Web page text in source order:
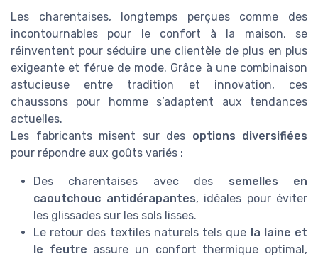
Les charentaises, longtemps perçues comme des
incontournables pour le confort à la maison, se
réinventent pour séduire une clientèle de plus en plus
exigeante et férue de mode. Grâce à une combinaison
astucieuse entre tradition et innovation, ces
chaussons pour homme s’adaptent aux tendances
actuelles.
Les fabricants misent sur des options diversifiées
pour répondre aux goûts variés :
Des charentaises avec des semelles en
caoutchouc antidérapantes, idéales pour éviter
les glissades sur les sols lisses.
Le retour des textiles naturels tels que la laine et
le feutre assure un confort thermique optimal,